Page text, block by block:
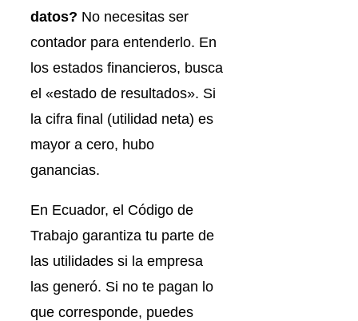
datos? No necesitas ser
contador para entenderlo. En
los estados financieros, busca
el «estado de resultados». Si
la cifra final (utilidad neta) es
mayor a cero, hubo
ganancias.
En Ecuador, el Código de
Trabajo garantiza tu parte de
las utilidades si la empresa
las generó. Si no te pagan lo
que corresponde, puedes